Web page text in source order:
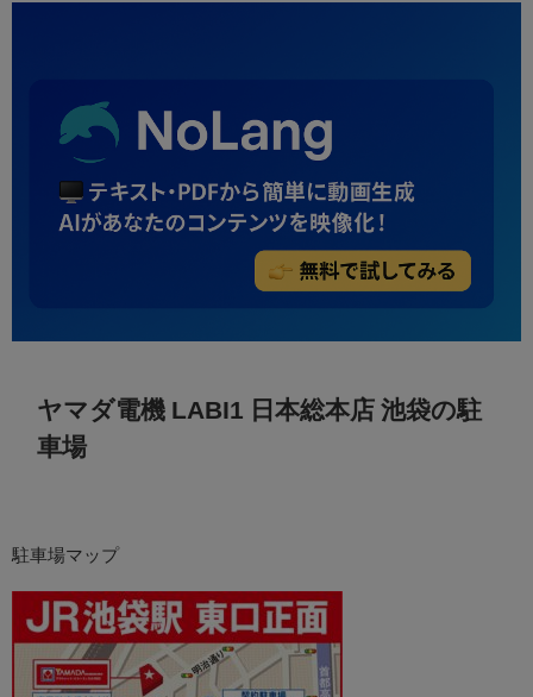
ヤマダ電機 LABI1 日本総本店 池袋の駐
車場
駐車場マップ